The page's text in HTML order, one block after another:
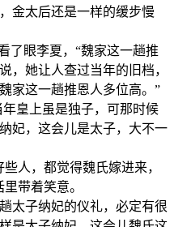
金太后还是一样的缓步慢
眼李夏，“魏家这一趟推
，她让人查过当年的旧档，
家这一趟推恩人多位高。”
皇上虽是独子，可那时候
妃，这会儿是太子，大不一
人，都觉得魏氏嫁进来，
带着笑意。
太子纳妃的仪礼，必定有很